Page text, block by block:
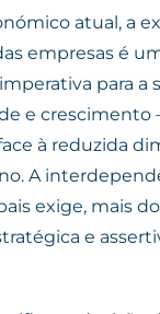
atual, a
empresas é
para a
e crescimento
à reduzida
A
exige, mais
e